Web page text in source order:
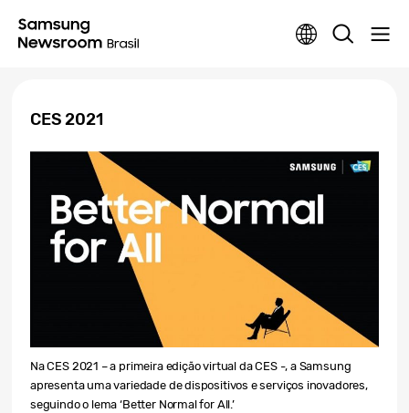
CES 2021
Na CES 2021 – a primeira edição virtual da CES -, a Samsung
apresenta uma variedade de dispositivos e serviços inovadores,
seguindo o lema ‘Better Normal for All.’